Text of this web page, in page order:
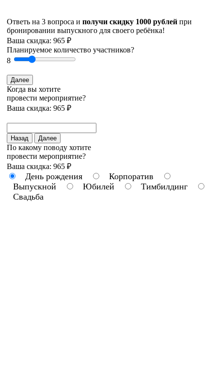
Ответь на 3 вопроса и получи скидку 1000 рублей при
бронировании выпускного для своего ребёнка!
Ваша скидка: 965 ₽
Планируемое количество участников?
8
Далее
Когда вы хотите
провести мероприятие?
Ваша скидка: 965 ₽
Назад Далее
По какому поводу хотите
провести мероприятие?
Ваша скидка: 965 ₽
День рождения
Корпоратив
Выпускной
Юбилей
Тимбилдинг
Свадьба